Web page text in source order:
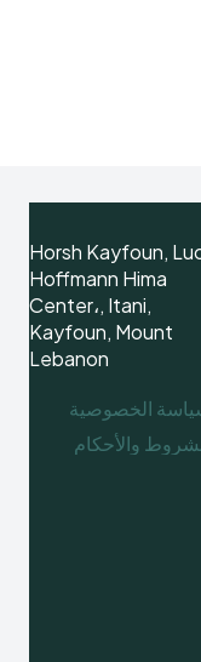
Horsh Kayfoun,
Hoffmann Hima
Center،, Itani,
Kayfoun, Mount
Lebanon
الخصوصية
والأحكام